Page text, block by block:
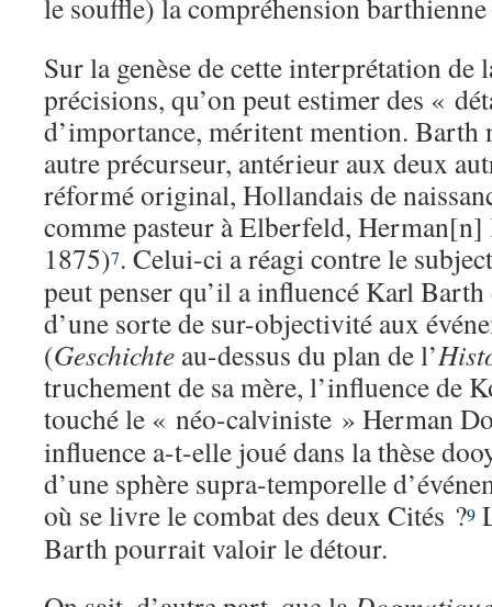
le souffle) la compréhension
Sur la genèse de cette interprétation de
précisions, qu’on peut estimer des «
d’importance, méritent mention. Barth
autre précurseur, antérieur aux deux
réformé original, Hollandais de
comme pasteur à Elberfeld,
1875)7. Celui-ci a réagi contre le
peut penser qu’il a influencé Karl
d’une sorte de sur-objectivité aux
(Geschichte au-dessus du plan de l’
truchement de sa mère, l’influence de
touché le « néo-calviniste » Herman
influence a-t-elle joué dans la thèse
d’une sphère supra-temporelle
où se livre le combat des deux Cités ?9
Barth pourrait valoir le détour.